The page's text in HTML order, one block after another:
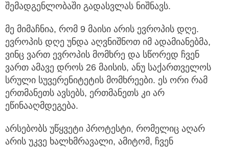
შემადგენლობაში გადასვლას ნიშნავს.
მე მიმაჩნია, რომ 9 მაისი არის ევროპის დღე.
ევროპის დღე უნდა აღვნიშნოთ იმ ადამიანებმა,
ვინც ვართ ევროპის მომხრე და სწორედ ჩვენ
ვართ ამავე დროს 26 მაისის, ანუ საქართველოს
სრული სუვერენიტეტის მომხრეები. ეს ორი რამ
ერთმანეთს ავსებს, ერთმანეთს კი არ
ეწინააღმდეგება.
არსებობს უწყვეტი პროტესტი, რომელიც აღარ
არის უკვე ხალხმრავალი, ამიტომ, ჩვენ